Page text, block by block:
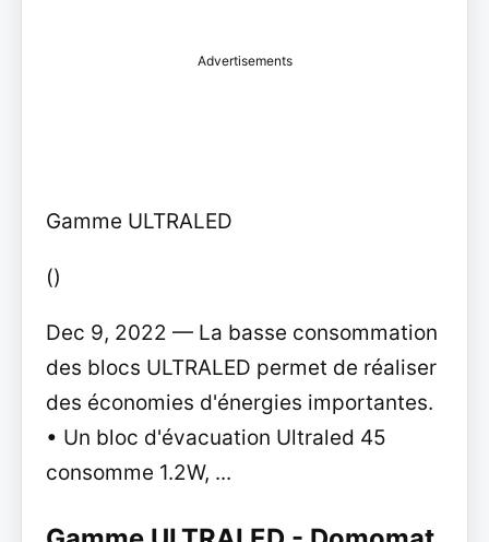
Advertisements
Gamme ULTRALED
()
Dec 9, 2022 — La basse consommation
des blocs ULTRALED permet de réaliser
des économies d'énergies importantes.
• Un bloc d'évacuation Ultraled 45
consomme 1.2W, ...